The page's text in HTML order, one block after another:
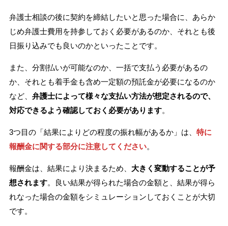
弁護士相談の後に契約を締結したいと思った場合に、あらか
じめ弁護士費用を持参しておく必要があるのか、それとも後
日振り込みでも良いのかといったことです。
また、分割払いが可能なのか、一括で支払う必要があるの
か、それとも着手金も含め一定額の預託金が必要になるのか
など、 弁護士によって様々な支払い方法が想定されるので、
対応できるよう確認しておく必要があります。
3つ目の「結果によりどの程度の振れ幅があるか」は、 特に
報酬金に関する部分に注意してください。
報酬金は、結果により決まるため、 大きく変動することが予
想されます。良い結果が得られた場合の金額と、結果が得ら
れなった場合の金額をシミュレーションしておくことが大切
です。